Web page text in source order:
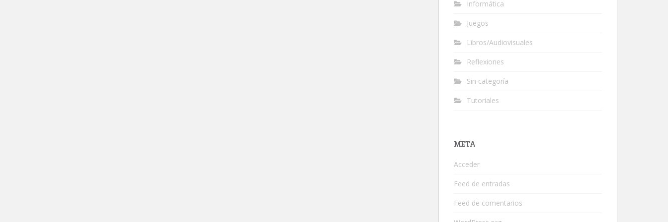
Informática
Juegos
Libros/Audiovisuales
Reflexiones
Sin categoría
Tutoriales
META
Acceder
Feed de entradas
Feed de comentarios